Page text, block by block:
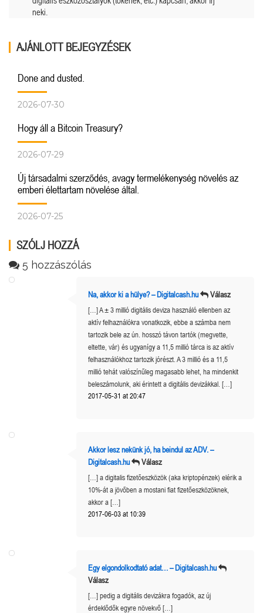
neki.
AJÁNLOTT BEJEGYZÉSEK
Done and dusted.
2026-07-30
Hogy áll a Bitcoin Treasury?
2026-07-29
Új társadalmi szerződés, avagy termelékenység növelés az
emberi élettartam növelése által.
2026-07-25
SZÓLJ HOZZÁ
5 hozzászólás
Na, akkor ki a hülye? – Digitalcash.hu Válasz
[…] A ± 3 millió digitális deviza használó ellenben az
aktív felhaználókra vonatkozik, ebbe a számba nem
tartozik bele az ún. hosszó távon tartók (megvette,
eltette, vár) és ugyanígy a 11,5 millió tárca is az aktív
felhasználókhoz tartozik jórészt. A 3 millió és a 11,5
millió tehát valószínűleg magasabb lehet, ha mindenkit
beleszámolunk, aki érintett a digitális devizákkal. […]
2017-05-31 at 20:47
Akkor lesz nekünk jó, ha beindul az ADV. –
Digitalcash.hu
Válasz
[…] a digitalis fizetőeszközök (aka kriptopénzek) elérik a
10%-át a jövőben a mostani fiat fizetőeszközöknek,
akkor a […]
2017-06-03 at 10:39
Egy elgondolkodtató adat… – Digitalcash.hu
Válasz
[…] pedig a digitális devizákra fogadók, az új
érdeklődők egyre növekvő […]